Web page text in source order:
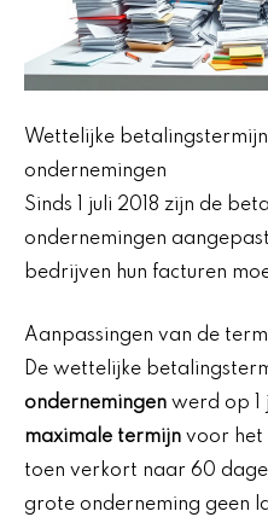
Wettelijke
ondernemingen
Sinds 1 juli 2018 zijn de
ondernemingen
bedrijven hun facturen
Aanpassingen van de
De wettelijke
ondernemingen werd op 1
maximale termijn voor het
toen verkort naar 60
grote onderneming geen